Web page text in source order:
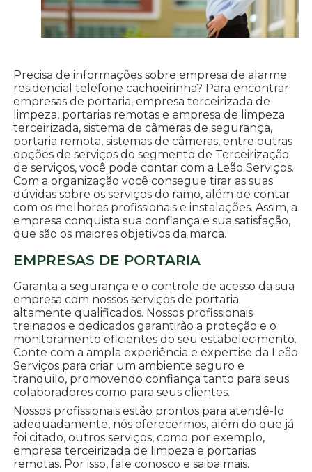
Precisa de informações sobre empresa de alarme
residencial telefone cachoeirinha? Para encontrar
empresas de portaria, empresa terceirizada de
limpeza, portarias remotas e empresa de limpeza
terceirizada, sistema de câmeras de segurança,
portaria remota, sistemas de câmeras, entre outras
opções de serviços do segmento de Terceirização
de serviços, você pode contar com a Leão Serviços.
Com a organização você consegue tirar as suas
dúvidas sobre os serviços do ramo, além de contar
com os melhores profissionais e instalações. Assim, a
empresa conquista sua confiança e sua satisfação,
que são os maiores objetivos da marca.
EMPRESAS DE PORTARIA
Garanta a segurança e o controle de acesso da sua
empresa com nossos serviços de portaria
altamente qualificados. Nossos profissionais
treinados e dedicados garantirão a proteção e o
monitoramento eficientes do seu estabelecimento.
Conte com a ampla experiência e expertise da Leão
Serviços para criar um ambiente seguro e
tranquilo, promovendo confiança tanto para seus
colaboradores como para seus clientes.
Nossos profissionais estão prontos para atendê-lo
adequadamente, nós oferecermos, além do que já
foi citado, outros serviços, como por exemplo,
empresa terceirizada de limpeza e portarias
remotas. Por isso, fale conosco e saiba mais.